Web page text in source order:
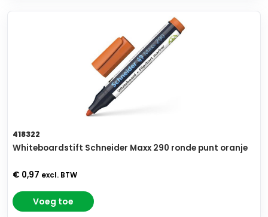
418322
Whiteboardstift Schneider Maxx 290 ronde punt oranje
€ 0,97 excl. BTW
Voeg toe